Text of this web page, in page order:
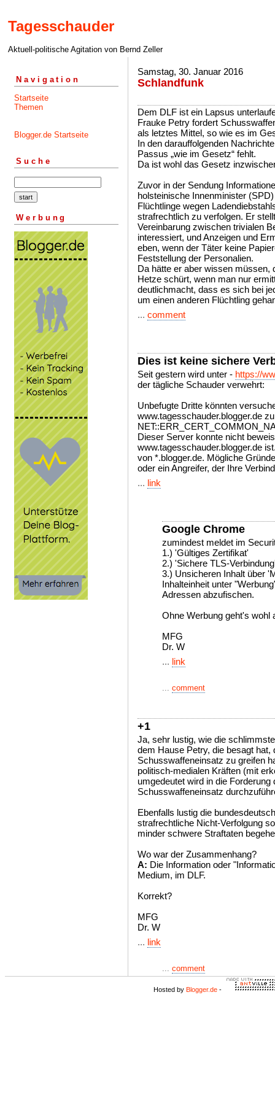
Tagesschauder
Aktuell-politische Agitation von Bernd Zeller
Navigation
Startseite
Themen
Blogger.de Startseite
Suche
Werbung
Samstag, 30. Januar 2016
Schlandfunk
Dem DLF ist ein Lapsus
Frauke Petry fordert
als letztes Mittel, so wie es im
In den darauffolgenden
Passus „wie im Gesetz“ fehlt.
Da ist wohl das Gesetz
Zuvor in der Sendung
holsteinische Innenminister
Flüchtlinge wegen
strafrechtlich zu verfolgen. Er
Vereinbarung zwischen trivialen
interessiert, und Anzeigen und
eben, wenn der Täter keine
Feststellung der Personalien.
Da hätte er aber wissen müssen,
Hetze schürt, wenn man nur
deutlichmacht, dass es sich bei
um einen anderen Flüchtling
... comment
Dies ist keine sichere
Seit gestern wird unter - https://
der tägliche Schauder verwehrt:
Unbefugte Dritte könnten
www.tagesschauder.blogger.de
Dieser Server konnte nicht
www.tagesschauder.blogger.de
von *.blogger.de. Mögliche
oder ein Angreifer, der Ihre
... link
Google Chrome
zumindest meldet im
1.) 'Gültiges Zertifikat'
2.) 'Sichere TLS-
3.) Unsicheren Inhalt über
Inhalteinheit unter
Adressen abzufischen.
Ohne Werbung geht's wohl
MFG
Dr. W
... link
... comment
+1
Ja, sehr lustig, wie die
dem Hause Petry, die besagt
Schusswaffeneinsatz zu greifen
politisch-medialen Kräften (mit
umgedeutet wird in die
Schusswaffeneinsatz
Ebenfalls lustig die
strafrechtliche Nicht-Verfolgung
minder schwere Straftaten
Wo war der Zusammenhang?
A: Die Information oder
Medium, im DLF.
Korrekt?
MFG
Dr. W
... link
... comment
Hosted by Blogger.de -